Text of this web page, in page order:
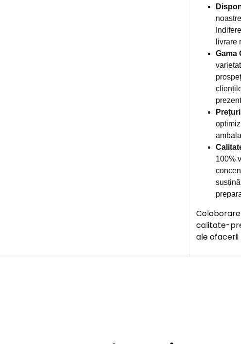
livrare
Gama
100%
calitate-
ale afacerii